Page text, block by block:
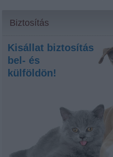
Biztosítás
Kisállat biztosítás
bel- és
külföldön!